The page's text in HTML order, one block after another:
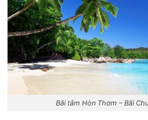
Bãi tắm Hòn Thơm – Bãi